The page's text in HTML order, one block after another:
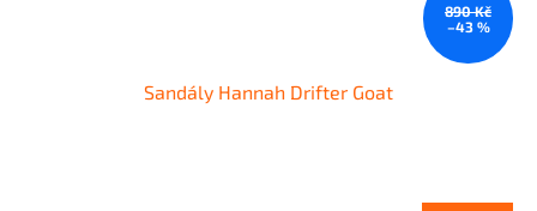
890 Kč
–43 %
Sandály Hannah Drifter Goat